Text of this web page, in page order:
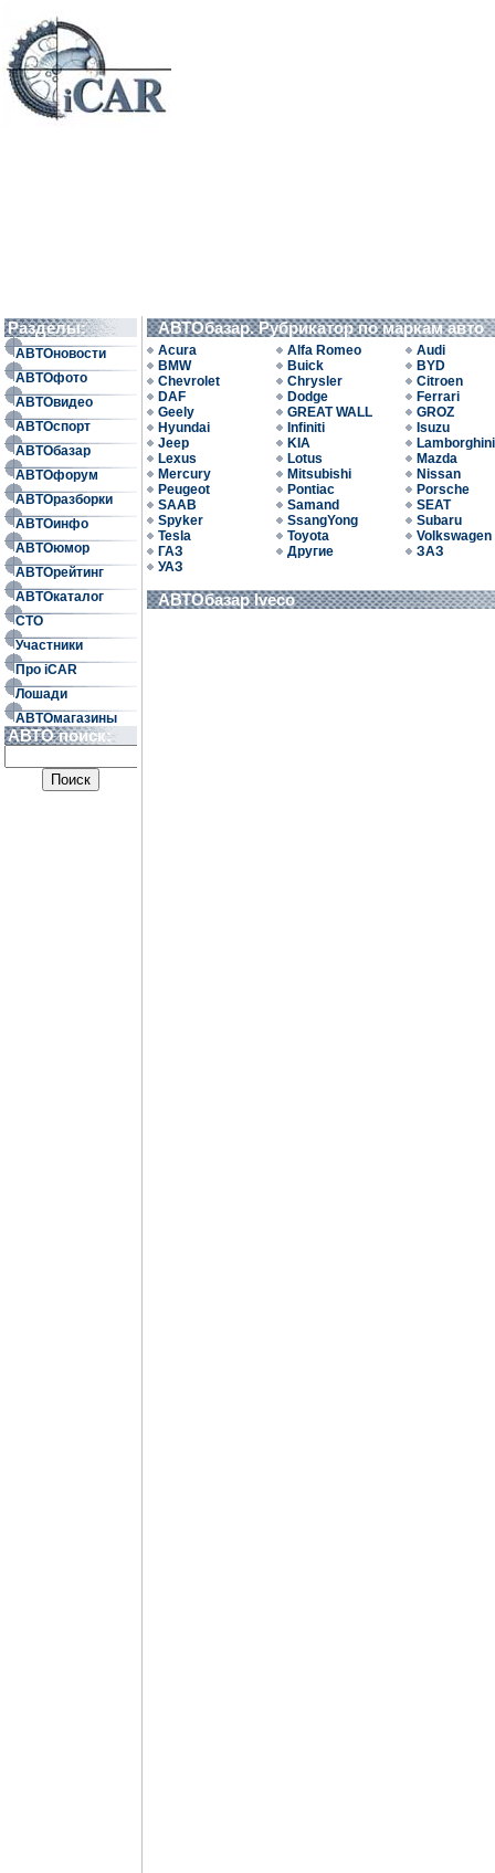
Разделы:
АВТОновости
АВТОфото
АВТОвидео
АВТОспорт
АВТОбазар
АВТОфорум
АВТОразборки
АВТОинфо
АВТОюмор
АВТОрейтинг
АВТОкаталог
СТО
Участники
Про iCAR
Лошади
АВТОмагазины
АВТО поиск:
АВТОбазар. Рубрикатор по маркам авто
Acura Alfa Romeo
Audi
BMW
Buick
BYD
Chevrolet
Chrysler
Citroen
DAF
Dodge
Ferrari
Geely
GREAT WALL
GROZ
Hyundai
Infiniti
Isuzu
Jeep
KIA
Lamborghini
Lexus
Lotus
Mazda
Mercury
Mitsubishi
Nissan
Peugeot
Pontiac
Porsche
SAAB
Samand
SEAT
Spyker
SsangYong
Subaru
Tesla
Toyota
Volkswagen
ГАЗ
Другие
ЗАЗ
УАЗ
АВТОбазар Iveco